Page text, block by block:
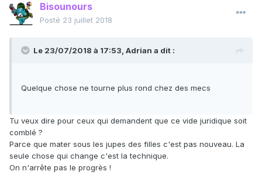
Bisounours
Posté 23 juillet 2018
Le 23/07/2018 à 17:53, Adrian a dit :
Quelque chose ne tourne plus rond chez des mecs
Tu veux dire pour ceux qui demandent que ce vide juridique soit
comblé ?
Parce que mater sous les jupes des filles c'est pas nouveau. La
seule chose qui change c'est la technique.
On n'arrête pas le progrès !